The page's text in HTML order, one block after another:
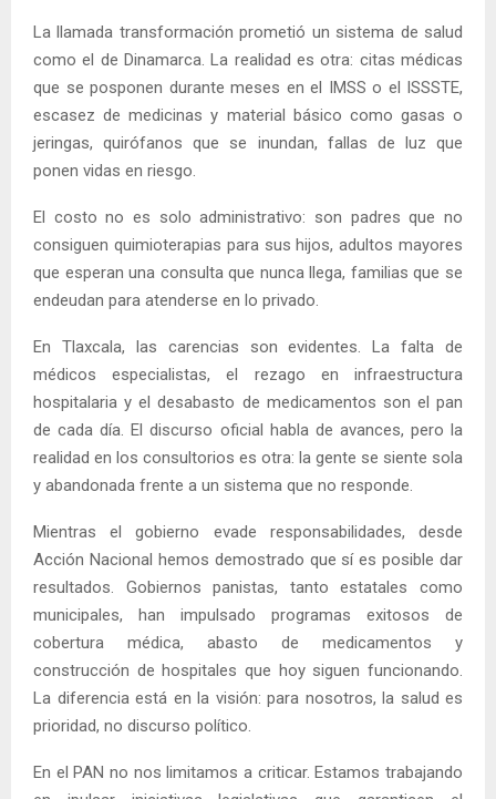
La llamada transformación prometió un sistema de salud
como el de Dinamarca. La realidad es otra: citas médicas
que se posponen durante meses en el IMSS o el ISSSTE,
escasez de medicinas y material básico como gasas o
jeringas, quirófanos que se inundan, fallas de luz que
ponen vidas en riesgo.
El costo no es solo administrativo: son padres que no
consiguen quimioterapias para sus hijos, adultos mayores
que esperan una consulta que nunca llega, familias que se
endeudan para atenderse en lo privado.
En Tlaxcala, las carencias son evidentes. La falta de
médicos especialistas, el rezago en infraestructura
hospitalaria y el desabasto de medicamentos son el pan
de cada día. El discurso oficial habla de avances, pero la
realidad en los consultorios es otra: la gente se siente sola
y abandonada frente a un sistema que no responde.
Mientras el gobierno evade responsabilidades, desde
Acción Nacional hemos demostrado que sí es posible dar
resultados. Gobiernos panistas, tanto estatales como
municipales, han impulsado programas exitosos de
cobertura médica, abasto de medicamentos y
construcción de hospitales que hoy siguen funcionando.
La diferencia está en la visión: para nosotros, la salud es
prioridad, no discurso político.
En el PAN no nos limitamos a criticar. Estamos trabajando